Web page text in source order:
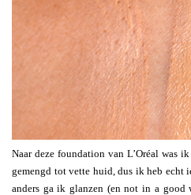
Naar deze foundation van L’Oréal was
gemengd tot vette huid, dus ik heb echt
anders ga ik glanzen (en not in a